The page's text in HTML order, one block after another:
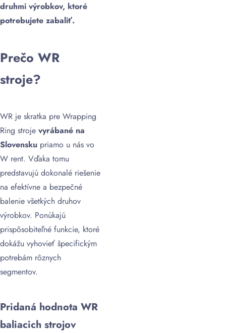
druhmi výrobkov, ktoré
potrebujete zabaliť.
Prečo WR
stroje?
WR je skratka pre Wrapping
Ring stroje vyrábané na
Slovensku priamo u nás vo
W rent. Vďaka tomu
predstavujú dokonalé riešenie
na efektívne a bezpečné
balenie všetkých druhov
výrobkov. Ponúkajú
prispôsobiteľné funkcie, ktoré
dokážu vyhovieť špecifickým
potrebám rôznych
segmentov.
Pridaná hodnota WR
baliacich strojov